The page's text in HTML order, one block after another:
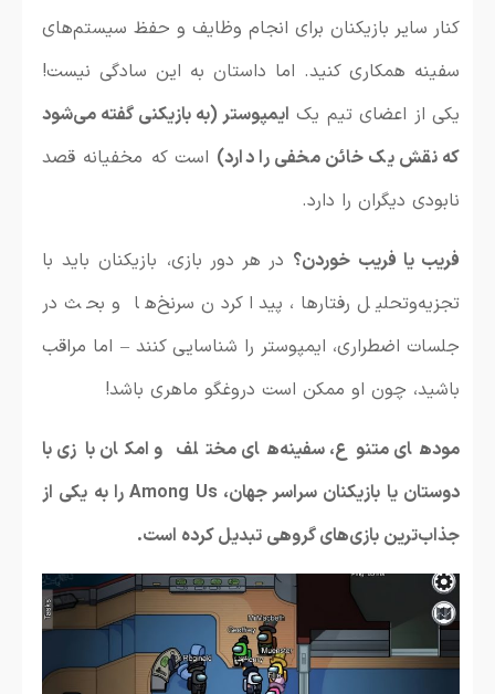
کنار سایر بازیکنان برای انجام وظایف و حفظ سیستم‌های
سفینه همکاری کنید. اما داستان به این سادگی نیست!
یکی از اعضای تیم یک ایمپوستر (به بازیکنی گفته می‌شود
که نقش یک خائن مخفی را دارد) است که مخفیانه قصد
نابودی دیگران را دارد.
فریب یا فریب خوردن؟ در هر دور بازی، بازیکنان باید با
تجزیه‌و‌تحلیل رفتارها، پیدا کردن سرنخ‌ها و بحث در
جلسات اضطراری، ایمپوستر را شناسایی کنند – اما مراقب
باشید، چون او ممکن است دروغگو ماهری باشد!
مودهای متنوع، سفینه‌های مختلف و امکان بازی با
دوستان یا بازیکنان سراسر جهان، Among Us را به یکی از
جذاب‌ترین بازی‌های گروهی تبدیل کرده است.